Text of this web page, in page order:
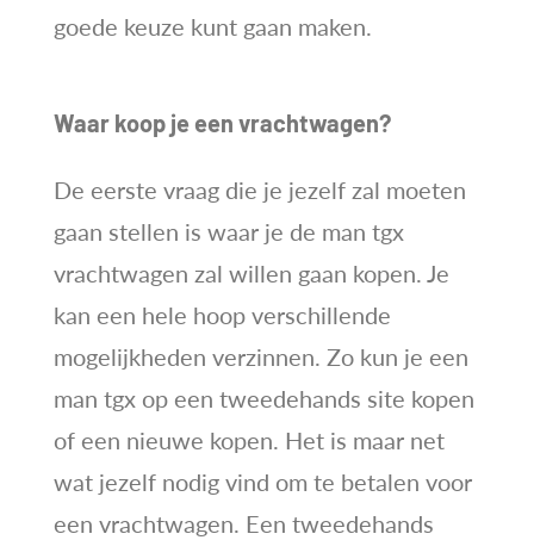
goede keuze kunt gaan maken.
Waar koop je een vrachtwagen?
De eerste vraag die je jezelf zal moeten
gaan stellen is waar je de man tgx
vrachtwagen zal willen gaan kopen. Je
kan een hele hoop verschillende
mogelijkheden verzinnen. Zo kun je een
man tgx op een tweedehands site kopen
of een nieuwe kopen. Het is maar net
wat jezelf nodig vind om te betalen voor
een vrachtwagen. Een tweedehands